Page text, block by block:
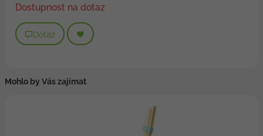
Dostupnost na dotaz
Dotaz
Mohlo by Vás zajímat